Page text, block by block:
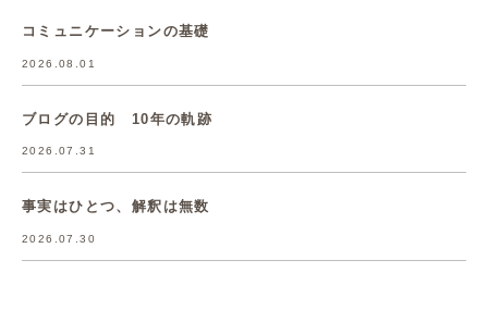
コミュニケーションの基礎
2026.08.01
ブログの目的 10年の軌跡
2026.07.31
事実はひとつ、解釈は無数
2026.07.30